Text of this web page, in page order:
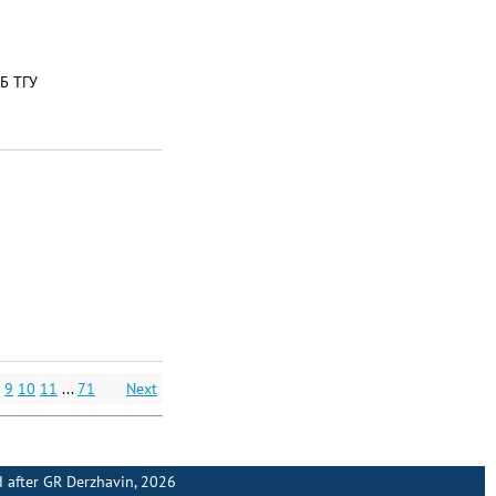
ТГУ
9 10 11 ... 71 Next
GR Derzhavin, 2026